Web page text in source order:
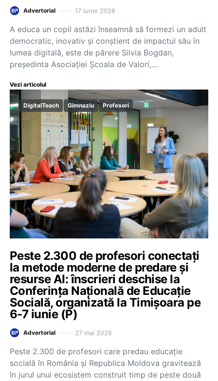
Advertorial 17 iunie 2026
A educa un copil astăzi înseamnă să formezi un adult
democratic, inovativ și conștient de impactul său în
lumea digitală, este de părere Silvia Bogdan,
președinta Asociației Școala de Valori,…
Vezi articolul
DigitalTeach Gimnaziu Profesori
Peste 2.300 de profesori conectați
la metode moderne de predare și
resurse AI: înscrieri deschise la
Conferința Națională de Educație
Socială, organizată la Timișoara pe
6-7 iunie (P)
Advertorial 27 mai 2026
Peste 2.300 de profesori care predau educație
socială în România și Republica Moldova gravitează
în jurul unui ecosistem construit timp de peste două